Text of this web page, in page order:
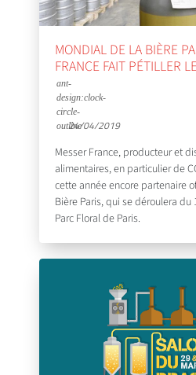
MONDIAL DE LA BIÈRE
FRANCE FAIT PÉTILLER
24/04/2019
Messer France, producteur et
alimentaires, en particulier de
cette année encore partenaire
Bière Paris, qui se déroulera
Parc Floral de Paris.